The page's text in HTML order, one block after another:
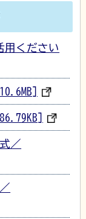
用ください
／